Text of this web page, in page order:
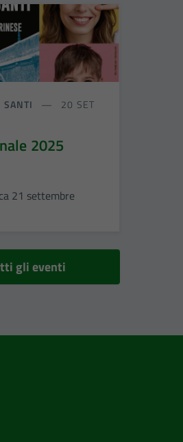
SANTI
20 SET
2025
21 settembre
gli eventi